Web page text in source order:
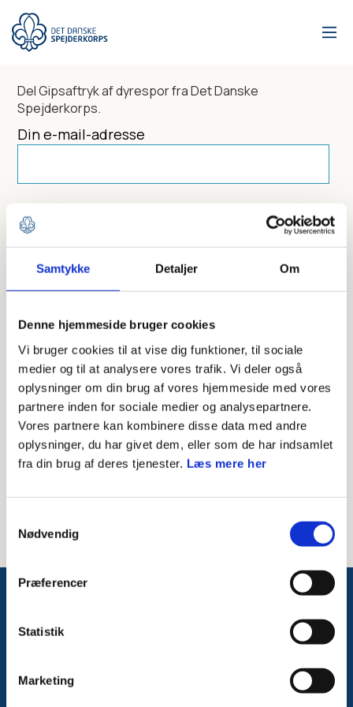
Samtykke Detaljer Om
Denne hjemmeside bruger cookies
Vi bruger cookies til at vise dig funktioner, til sociale
medier og til at analysere vores trafik. Vi deler også
oplysninger om din brug af vores hjemmeside med vores
partnere inden for sociale medier og analysepartnere.
Vores partnere kan kombinere disse data med andre
oplysninger, du har givet dem, eller som de har indsamlet
fra din brug af deres tjenester. Læs mere her
Nødvendig
Præferencer
Statistik
Marketing
hovedindhold
DelGipsaftryk af dyresporfra Det Danske
Spejderkorps.
Din e-mail-adresse
Dit navn
Skriv modtagerens mailadresse
Besked til modtager